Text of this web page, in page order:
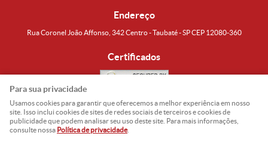
Endereço
Rua Coronel João Affonso, 342 Centro - Taubaté - SP CEP 12080-360
Certificados
Noguti & Amaral Produtos Orientais LTDA CNPJ: 15.427.609/0001-19
Formas de Envio
Para sua privacidade
Usamos cookies para garantir que oferecemos a melhor experiência em nosso
site. Isso inclui cookies de sites de redes sociais de terceiros e cookies de
publicidade que podem analisar seu uso deste site. Para mais informações,
consulte nossa Política de privacidade.